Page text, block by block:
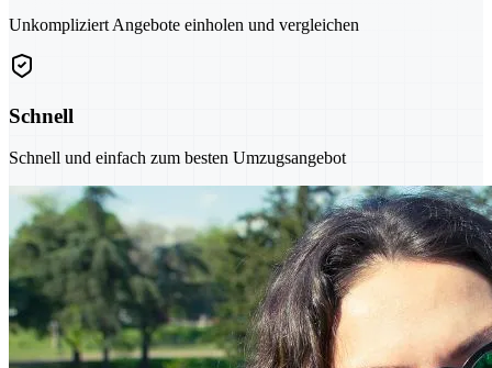
Unkompliziert Angebote einholen und vergleichen
Schnell
Schnell und einfach zum besten Umzugsangebot